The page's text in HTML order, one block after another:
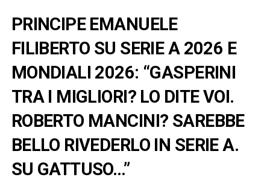
PRINCIPE EMANUELE
FILIBERTO SU SERIE A 2026 E
MONDIALI 2026: “GASPERINI
TRA I MIGLIORI? LO DITE VOI.
ROBERTO MANCINI? SAREBBE
BELLO RIVEDERLO IN SERIE A.
SU GATTUSO…”